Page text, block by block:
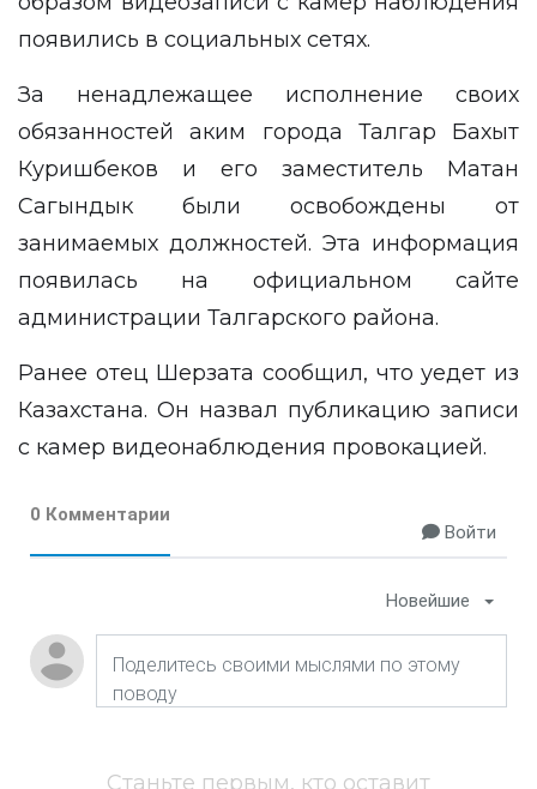
появились в социальных сетях.
За ненадлежащее исполнение своих
обязанностей аким города Талгар Бахыт
Куришбеков и его заместитель Матан
Сагындык были освобождены от
занимаемых должностей. Эта информация
появилась на официальном сайте
администрации Талгарского района.
Ранее отец Шерзата сообщил, что уедет из
Казахстана. Он назвал публикацию записи
с камер видеонаблюдения провокацией.
0 Комментарии
Войти
Новейшие
Станьте первым, кто оставит